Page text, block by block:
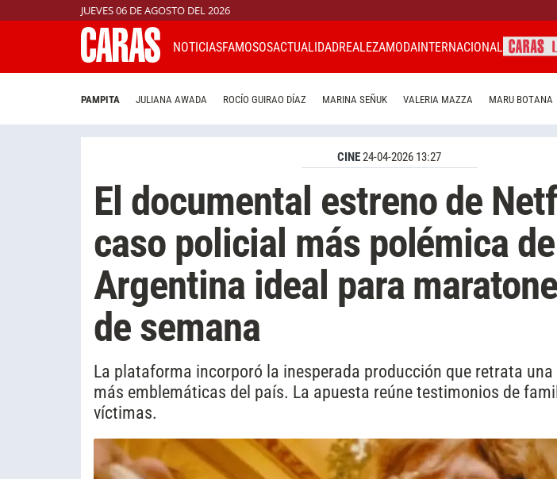
JUEVES 06 DE AGOSTO DEL 2026
NOTICIASFAMOSOSACTUALIDADREALEZAMODAINTERNACIONAL
PAMPITA JULIANA AWADA ROCÍO GUIRAO DÍAZ MARINA SEÑUK VALERIA MAZZA MARU BOTANA
CINE24-04-2026 13:27
El documental estreno de
caso policial más polémica
Argentina ideal para
de semana
La plataforma incorporó la inesperada producción que retrata
más emblemáticas del país. La apuesta reúne testimonios de
víctimas.